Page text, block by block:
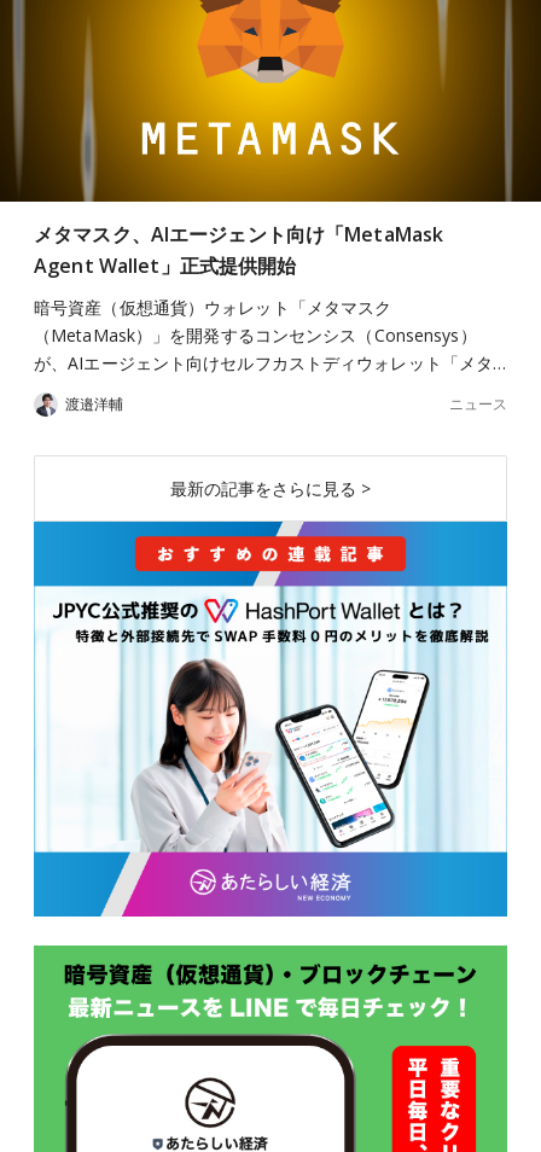
メタマスク、AIエージェント向け「MetaMask
Agent Wallet」正式提供開始
暗号資産（仮想通貨）ウォレット「メタマスク
（MetaMask）」を開発するコンセンシス（Consensys）
が、AIエージェント向けセルフカストディウォレット「メタ…
渡邉洋輔 ニュース
最新の記事をさらに見る >